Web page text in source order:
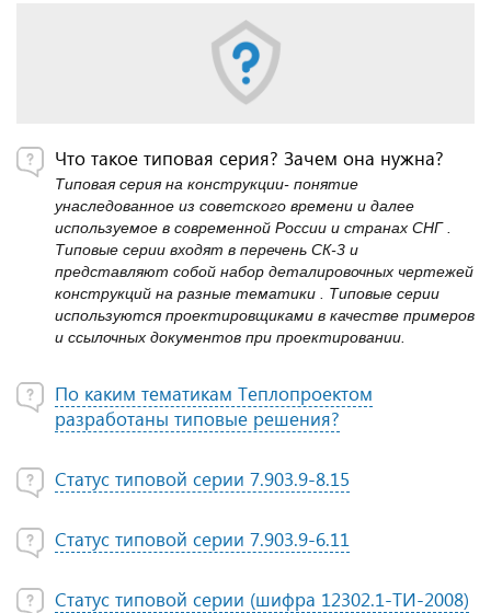
Что такое типовая серия? Зачем она нужна?
Типовая серия на конструкции- понятие
унаследованное из советского времени и далее
используемое в современной России и странах СНГ .
Типовые серии входят в перечень СК-3 и
представляют собой набор деталировочных чертежей
конструкций на разные тематики . Типовые серии
используются проектировщиками в качестве примеров
и ссылочных документов при проектировании.
По каким тематикам Теплопроектом
разработаны типовые решения?
Статус типовой серии 7.903.9-8.15
Статус типовой серии 7.903.9-6.11
Статус типовой серии (шифра 12302.1-ТИ-2008)